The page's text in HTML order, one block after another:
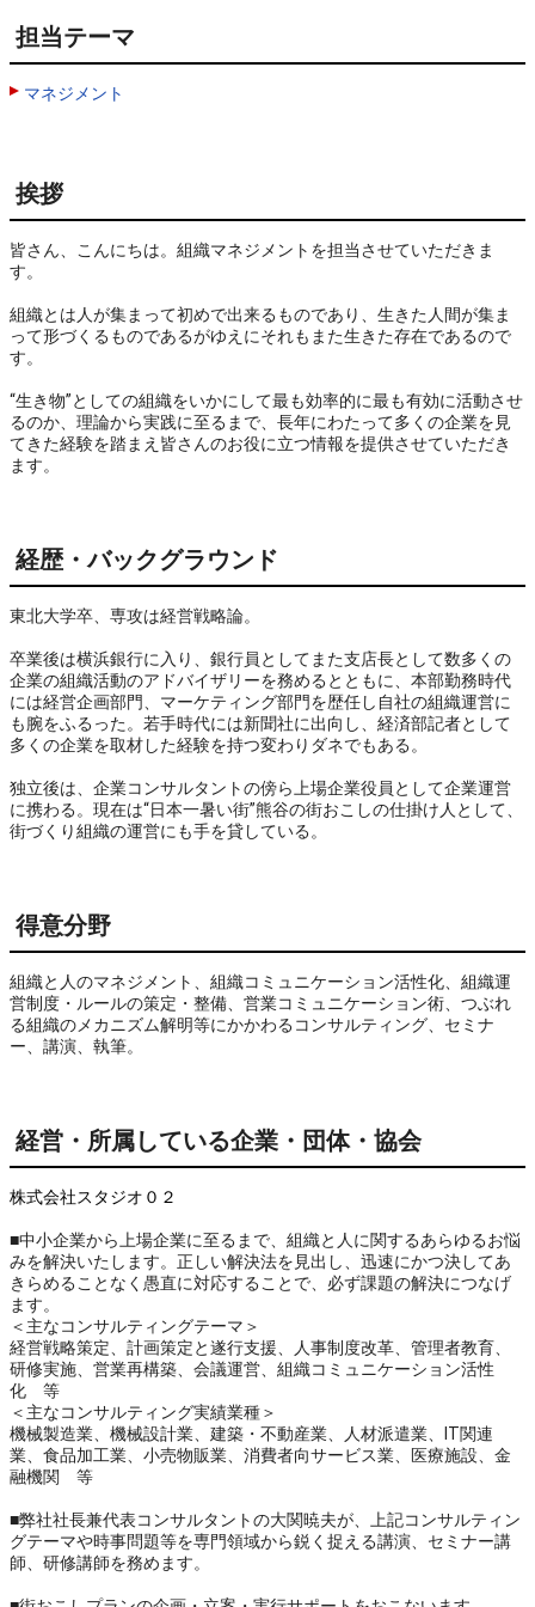
担当テーマ
マネジメント
挨拶
皆さん、こんにちは。組織マネジメントを担当させていただきま
す。
組織とは人が集まって初めで出来るものであり、生きた人間が集ま
って形づくるものであるがゆえにそれもまた生きた存在であるので
す。
“生き物”としての組織をいかにして最も効率的に最も有効に活動させ
るのか、理論から実践に至るまで、長年にわたって多くの企業を見
てきた経験を踏まえ皆さんのお役に立つ情報を提供させていただき
ます。
経歴・バックグラウンド
東北大学卒、専攻は経営戦略論。
卒業後は横浜銀行に入り、銀行員としてまた支店長として数多くの
企業の組織活動のアドバイザリーを務めるとともに、本部勤務時代
には経営企画部門、マーケティング部門を歴任し自社の組織運営に
も腕をふるった。若手時代には新聞社に出向し、経済部記者として
多くの企業を取材した経験を持つ変わりダネでもある。
独立後は、企業コンサルタントの傍ら上場企業役員として企業運営
に携わる。現在は“日本一暑い街”熊谷の街おこしの仕掛け人として、
街づくり組織の運営にも手を貸している。
得意分野
組織と人のマネジメント、組織コミュニケーション活性化、組織運
営制度・ルールの策定・整備、営業コミュニケーション術、つぶれ
る組織のメカニズム解明等にかかわるコンサルティング、セミナ
ー、講演、執筆。
経営・所属している企業・団体・協会
株式会社スタジオ０２
■中小企業から上場企業に至るまで、組織と人に関するあらゆるお悩
みを解決いたします。正しい解決法を見出し、迅速にかつ決してあ
きらめることなく愚直に対応することで、必ず課題の解決につなげ
ます。
＜主なコンサルティングテーマ＞
経営戦略策定、計画策定と遂行支援、人事制度改革、管理者教育、
研修実施、営業再構築、会議運営、組織コミュニケーション活性
化 等
＜主なコンサルティング実績業種＞
機械製造業、機械設計業、建築・不動産業、人材派遣業、IT関連
業、食品加工業、小売物販業、消費者向サービス業、医療施設、金
融機関 等
■弊社社長兼代表コンサルタントの大関暁夫が、上記コンサルティン
グテーマや時事問題等を専門領域から鋭く捉える講演、セミナー講
師、研修講師を務めます。